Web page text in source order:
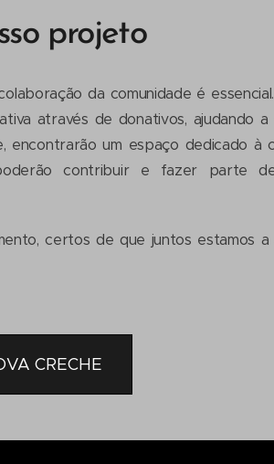
projeto
da comunidade é essencial.
através de donativos, ajudando a
encontrarão um espaço dedicado à
contribuir e fazer parte
certos de que juntos estamos a
CRECHE